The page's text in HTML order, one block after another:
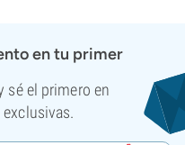
en tu primer
sé el primero en